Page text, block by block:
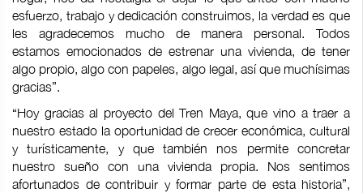
esfuerzo, trabajo y dedicación construimos, la verdad es que
les agradecemos mucho de manera personal. Todos
estamos emocionados de estrenar una vivienda, de tener
algo propio, algo con papeles, algo legal, así que muchísimas
gracias”.
“Hoy gracias al proyecto del Tren Maya, que vino a traer a
nuestro estado la oportunidad de crecer económica, cultural
y turísticamente, y que también nos permite concretar
nuestro sueño con una vivienda propia. Nos sentimos
afortunados de contribuir y formar parte de esta historia”,